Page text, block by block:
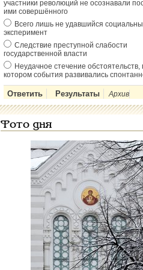
участники революций не осознавали
ими совершённого
Всего лишь не удавшийся
эксперимент
Следствие преступной слабости
государственной власти
Неудачное стечение обстоятельств,
котором события развивались
Архив
Фото дня